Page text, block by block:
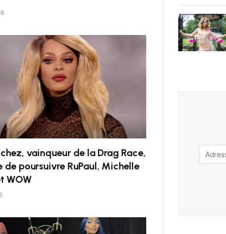
vainqueur de la Drag Race,
de poursuivre RuPaul, Michelle
WOW